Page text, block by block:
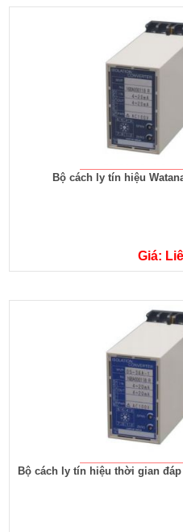
Bộ cách ly tín hiệu
Giá:
Bộ cách ly tín hiệu thời gian đáp